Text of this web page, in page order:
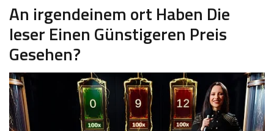
An irgendeinem ort Haben Die
leser Einen Günstigeren Preis
Gesehen?